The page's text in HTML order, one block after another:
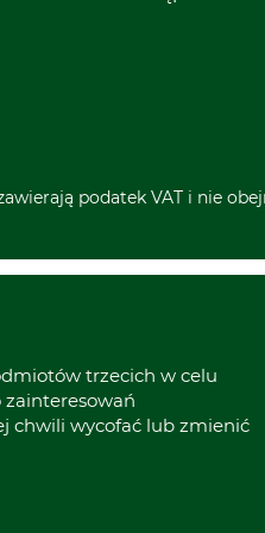
podatek VAT i nie
trzecich w celu
zainteresowań
chwili wycofać lub zmienić